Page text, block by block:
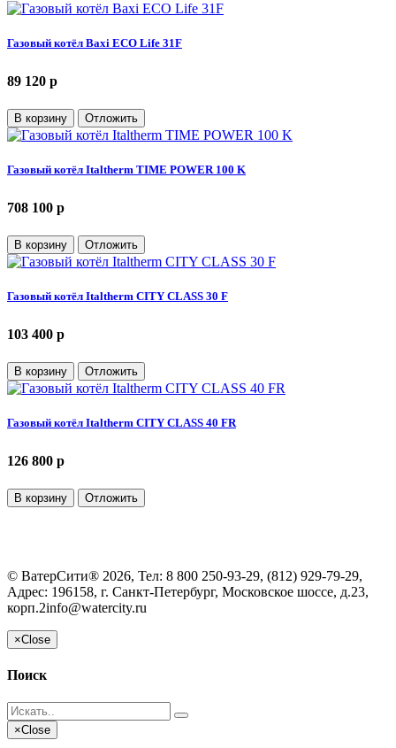
Газовый котёл Baxi ECO Life 31F
89 120 p
В корзину Отложить
Газовый котёл Italtherm TIME POWER 100 K
708 100 p
В корзину Отложить
Газовый котёл Italtherm CITY CLASS 30 F
103 400 p
В корзину Отложить
Газовый котёл Italtherm CITY CLASS 40 FR
126 800 p
В корзину Отложить
© ВатерСити® 2026, Тел: 8 800 250-93-29, (812) 929-79-29,
Адрес: 196158, г. Санкт-Петербург, Московское шоссе, д.23,
корп.2info@watercity.ru
×Close
Поиск
×Close